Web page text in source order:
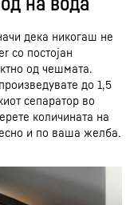
дека никогаш не
со постојан
од чешмата.
до 1,5
сепаратор во
количината на
и по ваша желба.